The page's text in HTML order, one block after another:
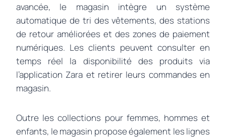
avancée, le magasin intègre un système
automatique de tri des vêtements, des stations
de retour améliorées et des zones de paiement
numériques. Les clients peuvent consulter en
temps réel la disponibilité des produits via
l’application Zara et retirer leurs commandes en
magasin.
Outre les collections pour femmes, hommes et
enfants, le magasin propose également les lignes